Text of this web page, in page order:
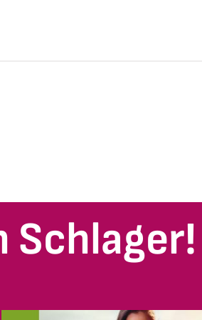
Schlager!